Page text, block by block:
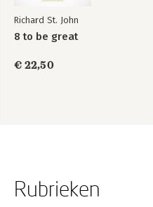
Richard St. John
8 to be great
€ 22,50
Rubrieken